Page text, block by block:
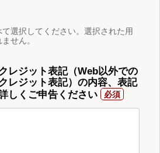
選択してください。選択された用
せん。
レジット表記（Web以外での
レジット表記）の内容、表記
しくご申告ください